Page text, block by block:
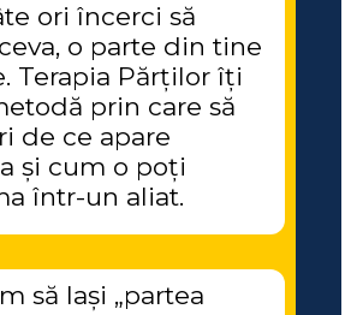
ori încerci să
o parte din tine
Terapia Părților îți
prin care să
de ce apare
și cum o poți
într-un aliat.
să lași „partea